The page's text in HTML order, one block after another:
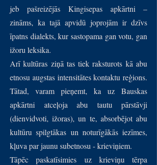
jeb pašreizējās Kingisepas apkārtni –
zināms, ka tajā apvidū joprojām ir dzīvs
īpatns dialekts, kur sastopama gan votu, gan
ižoru leksika.
Arī kultūras ziņā tas tiek raksturots kā abu
etnosu augstas intensitātes kontaktu reģions.
Tātad, varam pieņemt, ka uz Bauskas
apkārtni atceļoja abu tautu pārstāvji
(dienvidvoti, ižoras), un te, absorbējot abu
kultūru spilgtākas un noturīgākās iezīmes,
kļuva par jaunu subetnosu - krieviņiem.
Tāpēc paskatīsimies uz krieviņu tērpa